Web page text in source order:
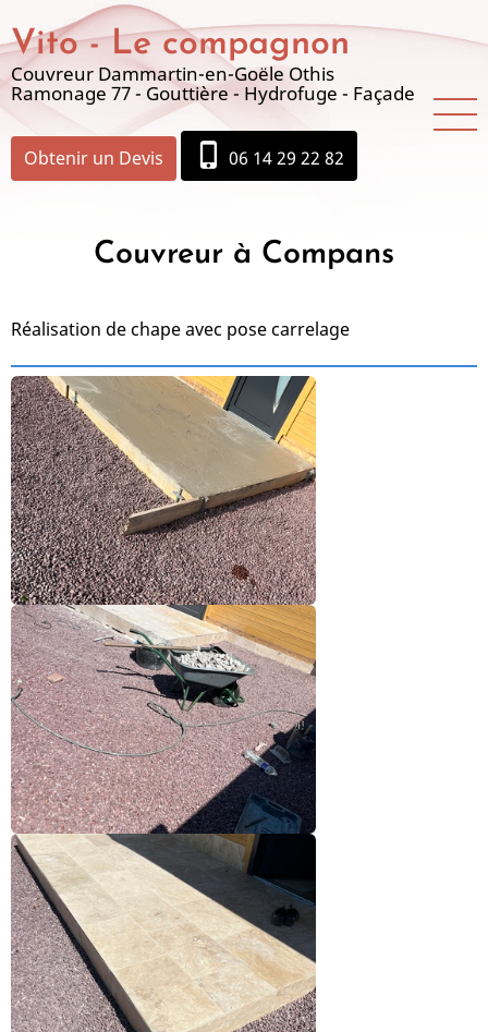
au
contenu
principal
Vito - Le compagnon
Couvreur Dammartin-en-Goële Othis
Ramonage 77 - Gouttière - Hydrofuge - Façade
Obtenir un Devis phone_iphone 06 14 29 22 82
Couvreur à Compans
Réalisation de chape avec pose carrelage